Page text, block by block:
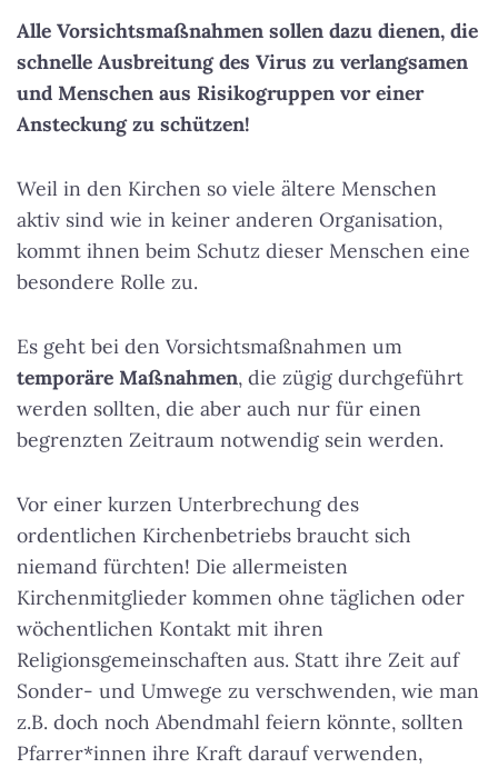
Alle Vorsichtsmaßnahmen sollen dazu dienen, die
schnelle Ausbreitung des Virus zu verlangsamen
und Menschen aus Risikogruppen vor einer
Ansteckung zu schützen!
Weil in den Kirchen so viele ältere Menschen
aktiv sind wie in keiner anderen Organisation,
kommt ihnen beim Schutz dieser Menschen eine
besondere Rolle zu.
Es geht bei den Vorsichtsmaßnahmen um
temporäre Maßnahmen, die zügig durchgeführt
werden sollten, die aber auch nur für einen
begrenzten Zeitraum notwendig sein werden.
Vor einer kurzen Unterbrechung des
ordentlichen Kirchenbetriebs braucht sich
niemand fürchten! Die allermeisten
Kirchenmitglieder kommen ohne täglichen oder
wöchentlichen Kontakt mit ihren
Religionsgemeinschaften aus. Statt ihre Zeit auf
Sonder- und Umwege zu verschwenden, wie man
z.B. doch noch Abendmahl feiern könnte, sollten
Pfarrer*innen ihre Kraft darauf verwenden,